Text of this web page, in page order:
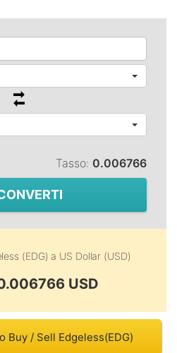
Tasso: 0.006766
(EDG) a US Dollar (USD)
USD
Buy / Sell Edgeless(EDG)